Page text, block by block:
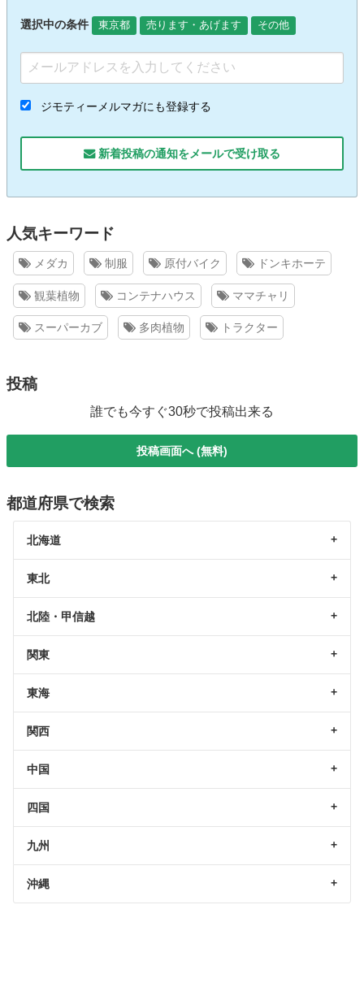
選択中の条件 東京都 売ります・あげます その他
ジモティーメルマガにも登録する
新着投稿の通知をメールで受け取る
人気キーワード
メダカ 制服 原付バイク ドンキホーテ
観葉植物 コンテナハウス ママチャリ
スーパーカブ 多肉植物 トラクター
投稿
誰でも今すぐ30秒で投稿出来る
投稿画面へ (無料)
都道府県で検索
北海道
東北
北陸・甲信越
関東
東海
関西
中国
四国
九州
沖縄